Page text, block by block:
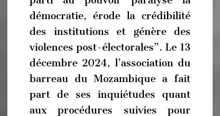
démocratie, érode la crédibilité
des institutions et génère des
violences post-électorales”. Le 13
décembre 2024, l’association du
barreau du Mozambique a fait
part de ses inquiétudes quant
aux procédures suivies pour